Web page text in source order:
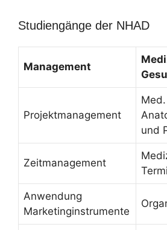
Studiengänge der NHAD
Management
Projektmanagement
und
Zeitmanagement
Anwendung
Marketinginstrumente